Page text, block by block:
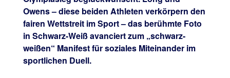
Owens – diese beiden Athleten verkörpern den
fairen Wettstreit im Sport – das berühmte Foto
in Schwarz-Weiß avanciert zum „schwarz-
weißen“ Manifest für soziales Miteinander im
sportlichen Duell.